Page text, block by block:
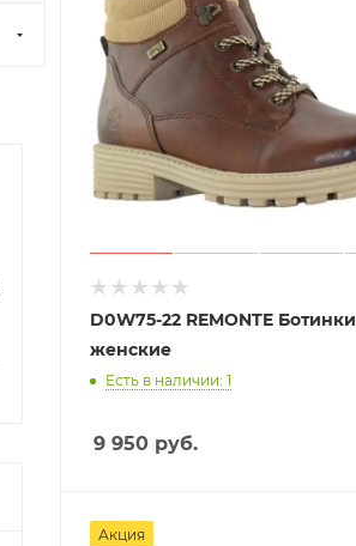
D0W75-22 REMONTE Ботинки
женские
Есть в наличии: 1
9 950 руб.
Акция